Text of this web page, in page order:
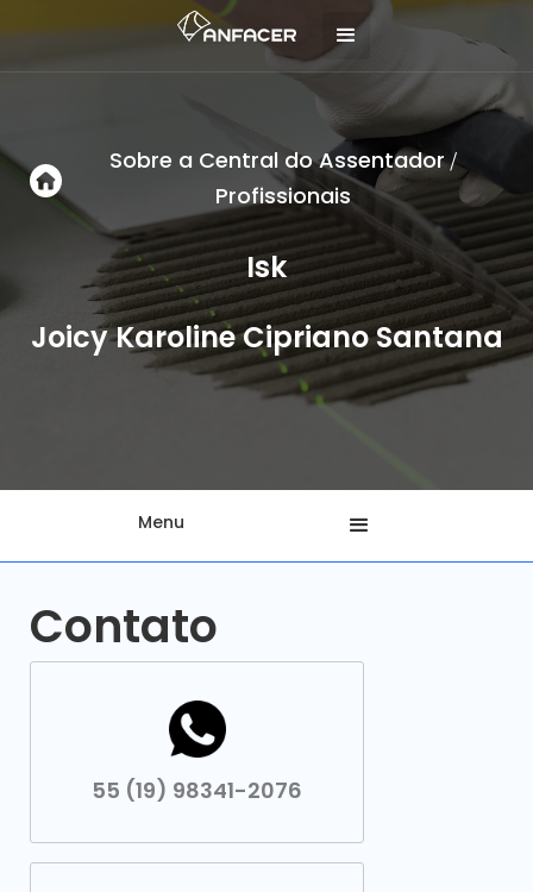
Sobre a Central do Assentador/
Profissionais
Isk
Joicy Karoline Cipriano Santana
Menu
Contato
55 (19) 98341-2076